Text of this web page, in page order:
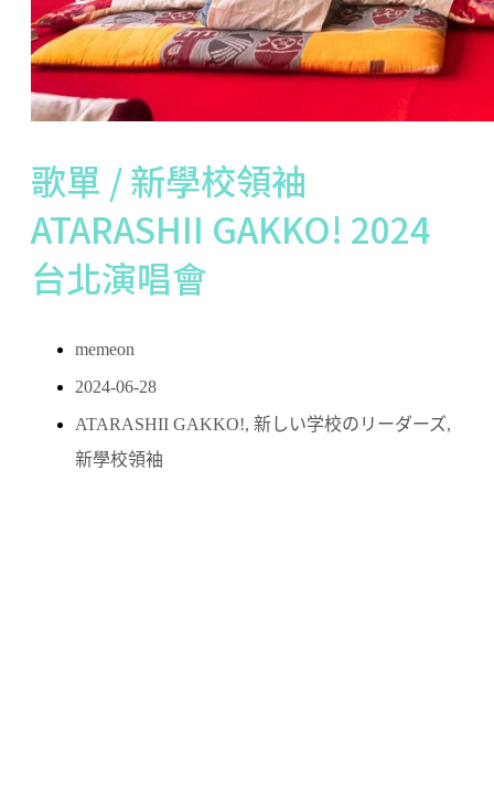
歌單 / 新學校領袖
ATARASHII GAKKO! 2024
台北演唱會
memeon
2024-06-28
ATARASHII GAKKO!, 新しい学校のリーダーズ,
新學校領袖